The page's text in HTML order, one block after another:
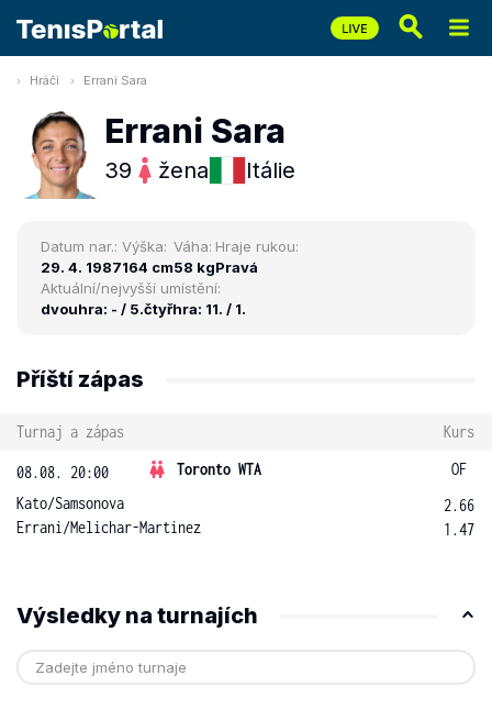
Hráči Errani Sara
Errani Sara
39 žena Itálie
Datum nar.:
29. 4. 1987
Výška:
164 cm
Váha:
58 kg
Hraje rukou:
Pravá
Aktuální/nejvyšší umístění:
dvouhra: - / 5.čtyřhra: 11. / 1.
Příští zápas
Turnaj a zápas Kurs
08.08. 20:00 Toronto WTA
OF
Kato/Samsonova
Errani/Melichar-Martinez
2.66
1.47
Výsledky na turnajích